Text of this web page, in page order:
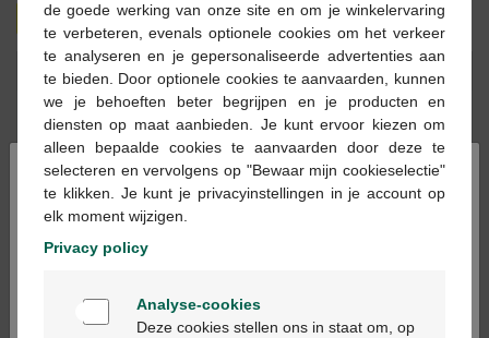
8,29 € 9,56 €
Commander Réserver
En stock en ligne
- + Ajouter au panier
Quantité max. = 12
le jour ouvrable suivant
×
Bienvenue
de goede werking van onze site en om je winkelervaring
te verbeteren, evenals optionele cookies om het verkeer
te analyseren en je gepersonaliseerde advertenties aan
te bieden. Door optionele cookies te aanvaarden, kunnen
we je behoeften beter begrijpen en je producten en
diensten op maat aanbieden. Je kunt ervoor kiezen om
alleen bepaalde cookies te aanvaarden door deze te
selecteren en vervolgens op "Bewaar mijn cookieselectie"
te klikken. Je kunt je privacyinstellingen in je account op
elk moment wijzigen.
Privacy policy
Analyse-cookies
Deze cookies stellen ons in staat om, op